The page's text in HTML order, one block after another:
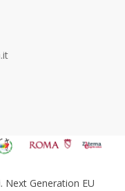
Next Generation EU